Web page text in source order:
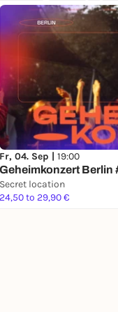
Fr, 04. Sep | 19:00
Geheimkonzert Berlin
Secret location
24,50 to 29,90 €